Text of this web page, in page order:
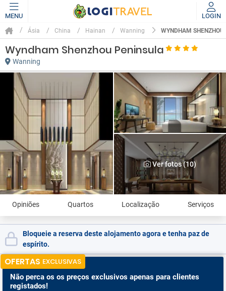
MENU LOGIN
Ásia China Hainan Wanning WYNDHAM
Wyndham Shenzhou Peninsula
Wanning
Ver fotos (10)
Opiniões Quartos Localização Serviços
Bloqueie a reserva deste alojamento agora e tenha paz de
espírito.
OFERTAS EXCLUSIVAS
Não perca os os preços exclusivos apenas para clientes
registados!